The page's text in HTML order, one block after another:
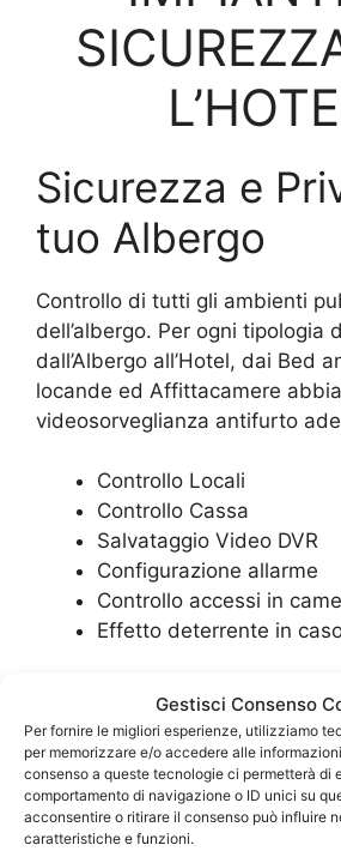
Gestisci Consenso
Per fornire le migliori esperienze, utilizziamo
per memorizzare e/o accedere alle
consenso a queste tecnologie ci permetterà di
comportamento di navigazione o ID unici su
acconsentire o ritirare il consenso può influire
caratteristiche e funzioni.
Sicurezza e
tuo Albergo
Controllo di tutti gli ambienti
dell’albergo. Per ogni tipologia
dall’Albergo all’Hotel, dai Bed
locande ed Affittacamere
videosorveglianza antifurto
Controllo Locali
Controllo Cassa
Salvataggio Video DVR
Configurazione allarme
Controllo accessi in
Effetto deterrente in
SCOPRI LE PROPOSTE PER
ALBERGO
Hotel